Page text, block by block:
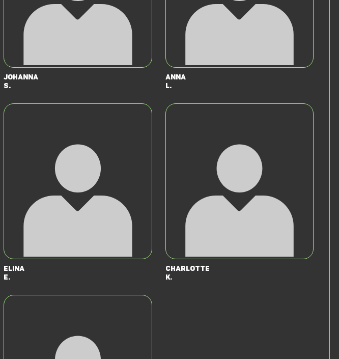
Johanna
S.
Anna
L.
Elina
E.
Charlotte
K.